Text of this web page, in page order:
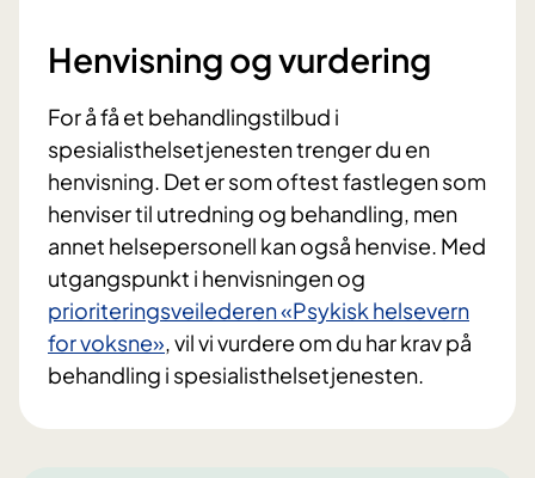
Henvisning og vurdering
For å få et behandlingstilbud i
spesialisthelsetjenesten trenger du en
henvisning. Det er som oftest fastlegen som
henviser til utredning og behandling, men
annet helsepersonell kan også henvise. Med
utgangspunkt i henvisningen og
prioriteringsveilederen «Psykisk helsevern
for voksne», vil vi vurdere om du har krav på
behandling i spesialisthelsetjenesten.